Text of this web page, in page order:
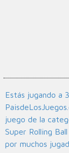
Estás jugando a
juego de la
Super Rolling
por muchos